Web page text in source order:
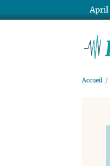
Accueil
April